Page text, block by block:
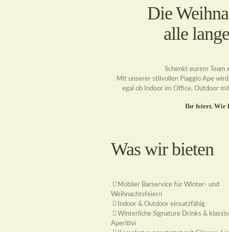
Die
alle
Schenkt eurem Team
Mit unserer stilvollen Piaggio Ape
egal ob Indoor im Office, Outdoor
Ihr feiert. Wir
Was wir bieten
Mobiler Barservice für Winter- und
Weihnachtsfeiern
Indoor & Outdoor einsatzfähig
Winterliche Signature Drinks &
Aperitivi